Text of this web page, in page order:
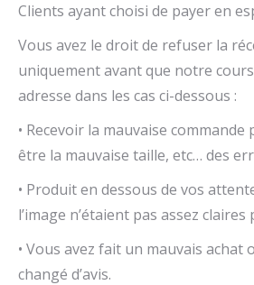
Clients ayant choisi de payer en
Vous avez le droit de refuser la
uniquement avant que notre
adresse dans les cas ci-dessous :
• Recevoir la mauvaise
être la mauvaise taille, etc… des
• Produit en dessous de vos
l’image n’étaient pas assez
• Vous avez fait un mauvais achat
changé d’avis.